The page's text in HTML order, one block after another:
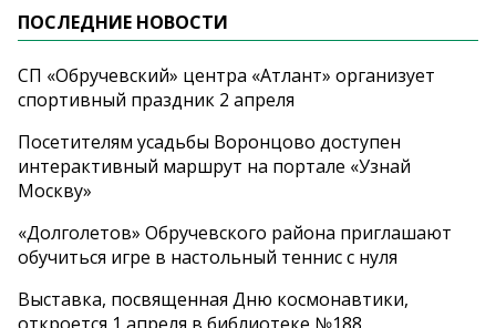
ПОСЛЕДНИЕ НОВОСТИ
СП «Обручевский» центра «Атлант» организует
спортивный праздник 2 апреля
Посетителям усадьбы Воронцово доступен
интерактивный маршрут на портале «Узнай
Москву»
«Долголетов» Обручевского района приглашают
обучиться игре в настольный теннис с нуля
Выставка, посвященная Дню космонавтики,